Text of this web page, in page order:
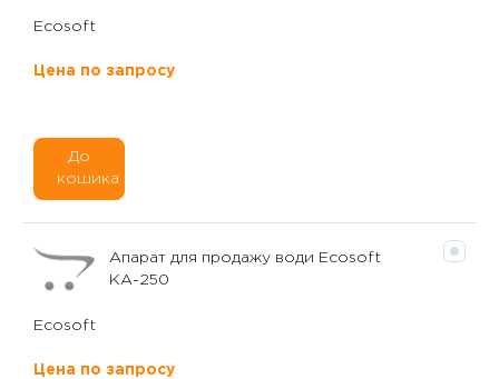
Ecosoft
Цена по запросу
До
кошика
Апарат для продажу води Ecosoft
КА-250
Ecosoft
Цена по запросу